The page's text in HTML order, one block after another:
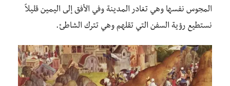
المجوس نفسها وهي تغادر المدينة وفي الأفق إلى اليمين قليلاً
نستطيع رؤية السفن التي تقلهم وهي تترك الشاطئ.